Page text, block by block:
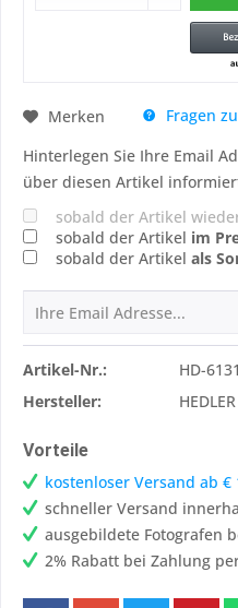
Merken
Fragen
Hinterlegen Sie Ihre Email
über diesen Artikel
sobald der Artikel
sobald der Artikel im
sobald der Artikel als
Artikel-Nr.:
HD-6131
Hersteller:
HEDLER
Vorteile
kostenloser Versand ab €
schneller Versand
ausgebildete Fotografen
2% Rabatt bei Zahlung